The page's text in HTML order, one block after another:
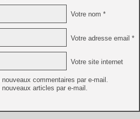
Votre nom *
Votre adresse email *
Votre site internet
commentaires par e-mail.
articles par e-mail.